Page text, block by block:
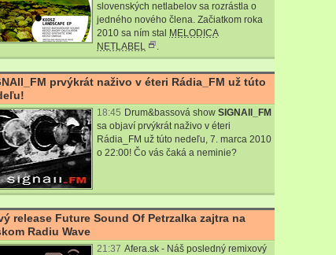
slovenských netlabelov sa rozrástla o
jedného nového člena. Začiatkom roka
2010 sa ním stal MELODICA
NETLABEL
.
prvýkrát naživo v éteri Rádia_FM už túto
18:45 Drum&bassová show SIGNAll_FM
sa objaví prvýkrát naživo v éteri
Rádia_FM už túto nedeľu, 7. marca 2010
o 22:00! Čo vás čaká a neminie?
release Future Sound Of Petrzalka zajtra na
Radiu Wave
21:37 Afera.sk - Náš posledný remixový